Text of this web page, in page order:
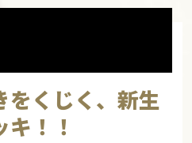
をくじく、新生
キ！！